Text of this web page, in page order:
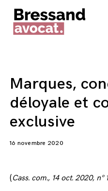
Skip
to
content
Marques,
déloyale et
exclusive
16 novembre 2020
(Cass. com., 14 oct. 2020, n°